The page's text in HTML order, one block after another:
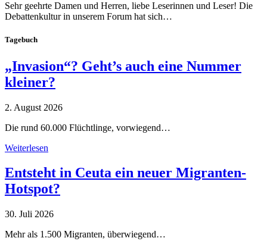
Sehr geehrte Damen und Herren, liebe Leserinnen und Leser! Die
Debattenkultur in unserem Forum hat sich…
Tagebuch
„Invasion“? Geht’s auch eine Nummer
kleiner?
2. August 2026
Die rund 60.000 Flüchtlinge, vorwiegend…
Weiterlesen
Entsteht in Ceuta ein neuer Migranten-
Hotspot?
30. Juli 2026
Mehr als 1.500 Migranten, überwiegend…